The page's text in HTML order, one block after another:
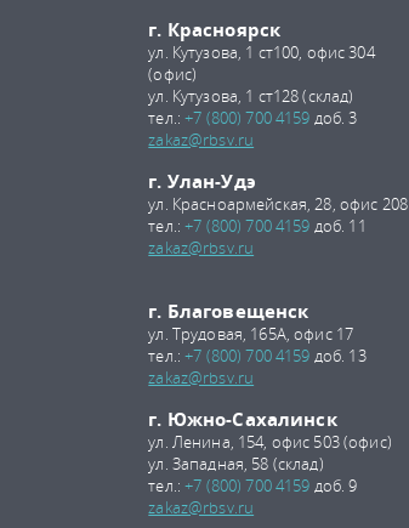
г. Красноярск
ул. Кутузова, 1 ст100, офис 304
(офис)
ул. Кутузова, 1 ст128 (склад)
тел.:+7 (800) 700 4159 доб. 3
zakaz@rbsv.ru
г. Улан-Удэ
ул. Красноармейская, 28, офис 208
тел.:+7 (800) 700 4159 доб. 11
zakaz@rbsv.ru
г. Благовещенск
ул. Трудовая, 165А, офис 17
тел.:+7 (800) 700 4159 доб. 13
zakaz@rbsv.ru
г. Южно-Сахалинск
ул. Ленина, 154, офис 503 (офис)
ул. Западная, 58 (склад)
тел.:+7 (800) 700 4159 доб. 9
zakaz@rbsv.ru